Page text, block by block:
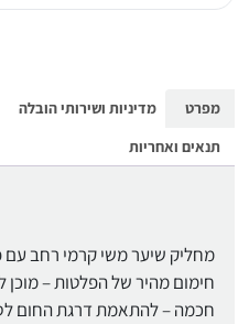
מפרט מדיניות ושירותי הובלה
תנאים ואחריות
מחליק שיער משי קרמי רחב עם
חכמה – להתאמת דרגת החום